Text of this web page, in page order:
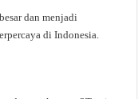
dan menjadi
di Indonesia.